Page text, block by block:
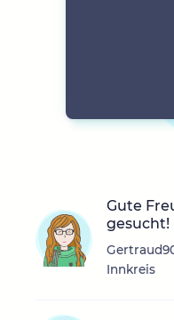
Gute
gesucht!
Innkreis